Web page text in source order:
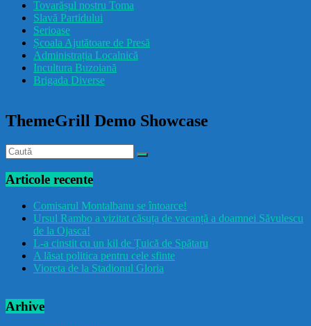
drăcușorulbuzoian
Tovarășul nostru Toma
Slavă Partidului
Serioase
Școala Ajutătoare de Presă
Administrația Localnică
Incultura Buzoiană
Brigada Diverse
ThemeGrill Demo Showcase
Articole recente
Comisarul Montalbanu se întoarce!
Ursul Rambo a vizitat căsuța de vacanță a doamnei Săvulescu
de la Ojasca!
L-a cinstit cu un kil de Țuică de Spătaru
A lăsat politica pentru cele sfinte
Vioreta de la Stadionul Gloria
Arhive